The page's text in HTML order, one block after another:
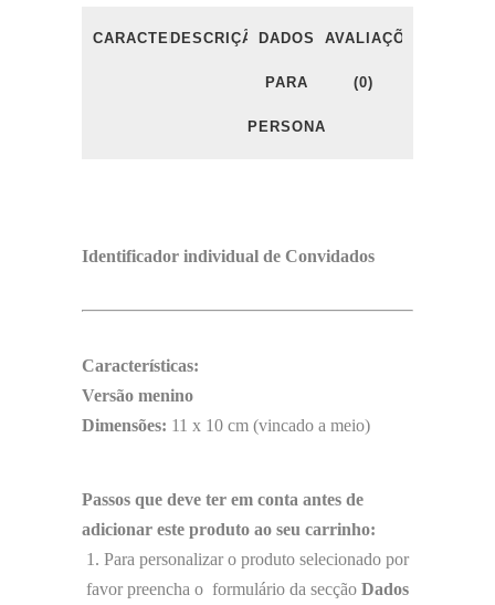
CARACTERÍSTICAS
DESCRIÇÃODADOS
PARA
PERSONALIZAÇÃO
AVALIAÇÕES
(0)
Identificador individual de Convidados
Características:
Versão menino
Dimensões: 11 x 10 cm (vincado a meio)
Passos que deve ter em conta antes de
adicionar este produto ao seu carrinho:
1. Para personalizar o produto selecionado por
favor preencha o formulário da secção Dados